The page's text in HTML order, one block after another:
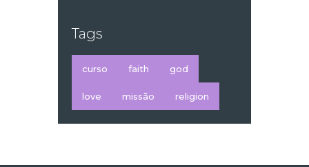
Tags
curso faith god
love missão religion